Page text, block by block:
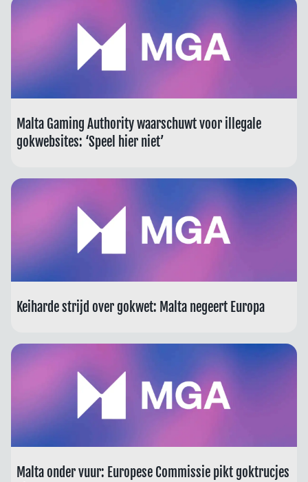
Malta Gaming Authority waarschuwt voor illegale
gokwebsites: ‘Speel hier niet’
Keiharde strijd over gokwet: Malta negeert Europa
Malta onder vuur: Europese Commissie pikt goktrucjes